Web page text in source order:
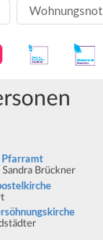
Wohnungsnot
Pfarramt
Brückner